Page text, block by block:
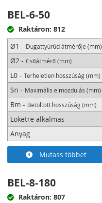
BEL-6-50
Raktáron: 812
Ø1 - Dugattyúrúd átmérője (mm)
Ø2 - Csőátmérő (mm)
L0 - Terheletlen hosszúság (mm)
Sn - Maximális elmozdulás (mm)
Bm - Betöltött hosszúság (mm)
Löketre alkalmas
Anyag
Mutass többet
BEL-8-180
Raktáron: 807